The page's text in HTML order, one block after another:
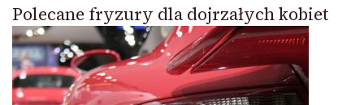
Polecane fryzury dla dojrzałych kobiet